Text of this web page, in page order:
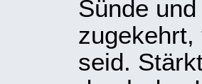
Sünde
seid.